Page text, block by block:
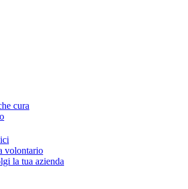
cura
volontario
la tua azienda